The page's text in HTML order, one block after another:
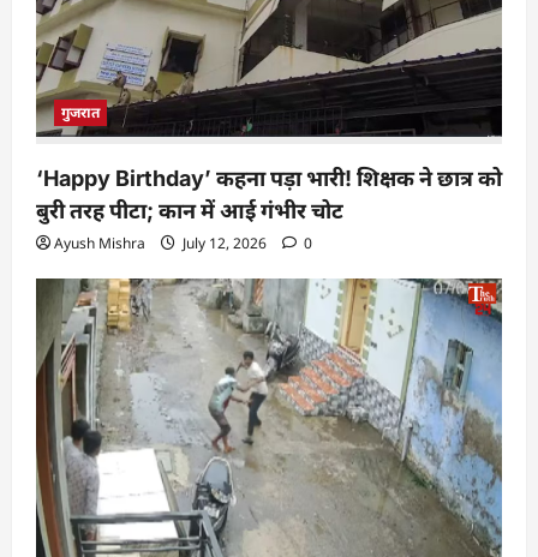
गुजरात
‘Happy Birthday’ कहना पड़ा भारी! शिक्षक ने छात्र को
बुरी तरह पीटा; कान में आई गंभीर चोट
Ayush Mishra July 12, 2026 0